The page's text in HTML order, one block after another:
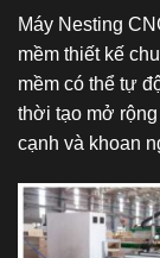
Máy Nesting
mềm thiết kế
mềm có thể tự
thời tạo mở
cạnh và khoan